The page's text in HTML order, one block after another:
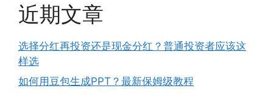
近期文章
选择分红再投资还是现金分红？普通投资者应该这
样选
如何用豆包生成PPT？最新保姆级教程